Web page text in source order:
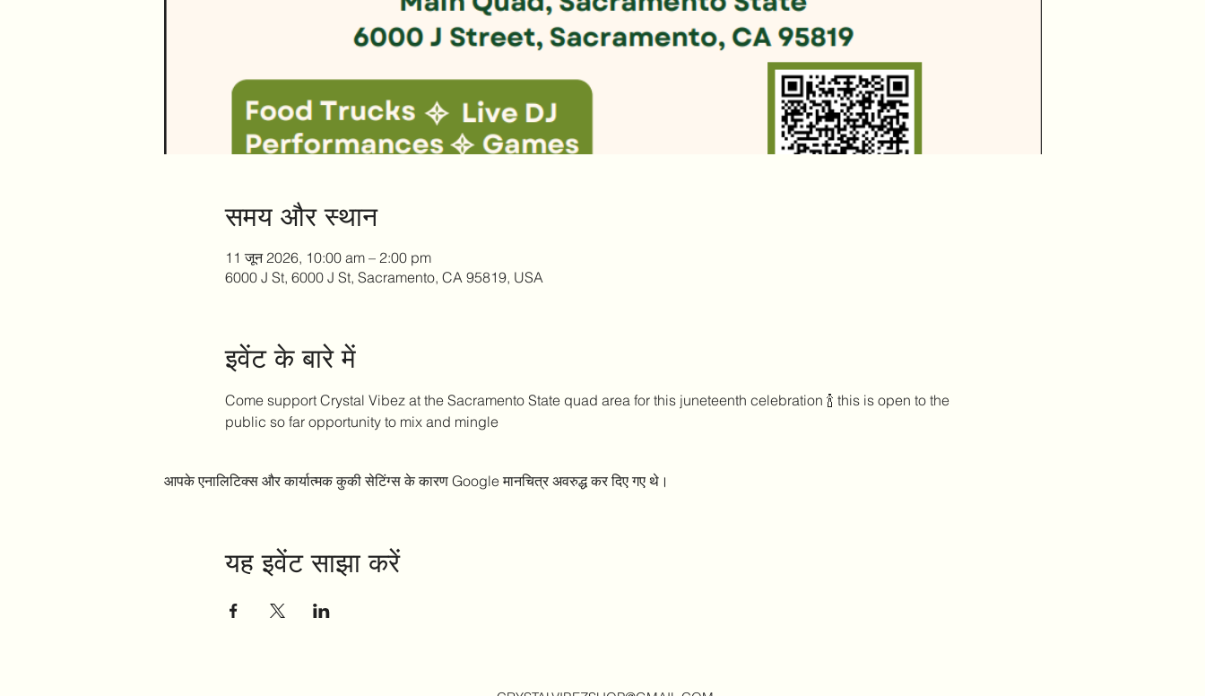
समय और स्थान
11 जून 2026, 10:00 am – 2:00 pm
6000 J St, 6000 J St, Sacramento, CA 95819, USA
इवेंट के बारे में
Come support Crystal Vibez at the Sacramento State quad area for this juneteenth celebration 🍾 this is open to the
public so far opportunity to mix and mingle
आपके एनालिटिक्स और कार्यात्मक कुकी सेटिंग्स के कारण Google मानचित्र अवरुद्ध कर दिए गए थे।
यह इवेंट साझा करें